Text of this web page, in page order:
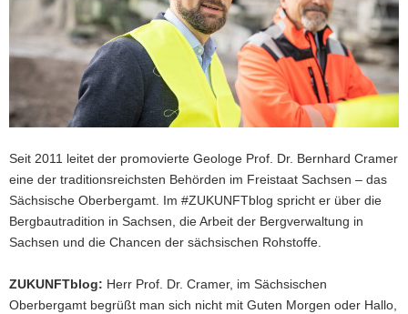
Seit 2011 leitet der promovierte Geologe Prof. Dr. Bernhard Cramer
eine der traditionsreichsten Behörden im Freistaat Sachsen – das
Sächsische Oberbergamt. Im #ZUKUNFTblog spricht er über die
Bergbautradition in Sachsen, die Arbeit der Bergverwaltung in
Sachsen und die Chancen der sächsischen Rohstoffe.
ZUKUNFTblog: Herr Prof. Dr. Cramer, im Sächsischen
Oberbergamt begrüßt man sich nicht mit Guten Morgen oder Hallo,